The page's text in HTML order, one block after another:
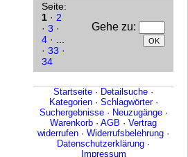
Seite:
1 · 2
· 3 ·
4 · ...
· 33 ·
34
Gehe zu:
Startseite · Detailsuche ·
Kategorien· Schlagwörter·
Suchergebnisse· Neuzugänge·
Warenkorb · AGB · Vertrag
widerrufen · Widerrufsbelehrung ·
Datenschutzerklärung ·
Impressum